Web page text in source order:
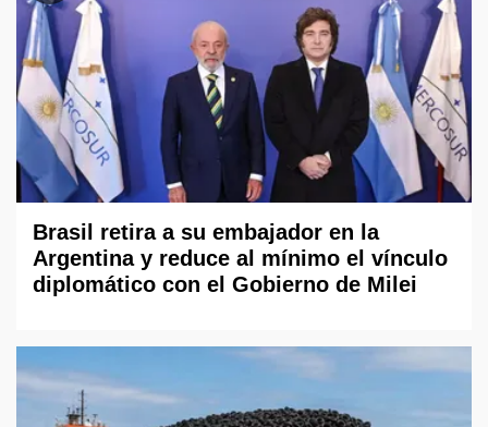
Brasil retira a su embajador en la
Argentina y reduce al mínimo el vínculo
diplomático con el Gobierno de Milei